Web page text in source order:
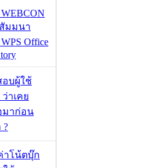
WEBCON
มมนา
Office
อบผู้ใช้
ว่าเคย
มาก่อน
?
าโน้ตบุ๊ก